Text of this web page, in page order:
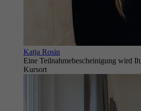
Katja Rosin
Eine Teilnahmebescheinigung wird
Kursort